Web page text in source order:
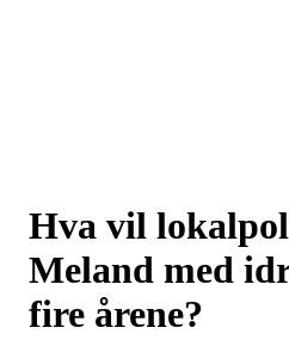
Hva vil
Meland med
fire årene?